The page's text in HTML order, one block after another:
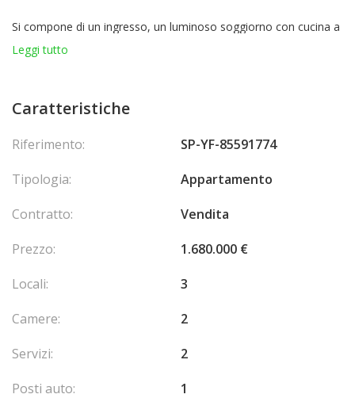
Si compone di un ingresso, un luminoso soggiorno con cucina a
vista, 2 eleganti camere da letto, 2 bagni moderni, un ripostiglio
trasformabile in sauna (opzione con supplemento), un bagno
giardino privato e di un posto auto.
Leggi tutto
Caratteristiche
Riferimento:
SP-YF-85591774
Tipologia:
Appartamento
Contratto:
Vendita
Prezzo:
1.680.000 €
Locali:
3
Camere:
2
Servizi:
2
Posti auto:
1